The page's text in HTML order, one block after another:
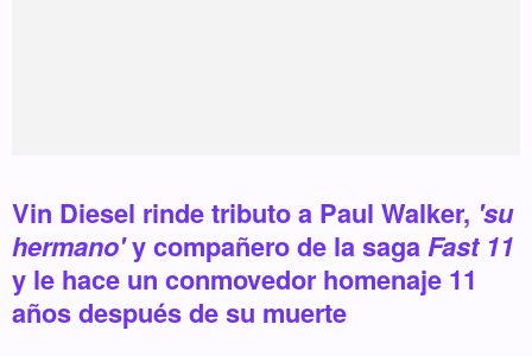
Vin Diesel rinde tributo a Paul Walker, 'su
hermano'y compañero de la sagaFast 11
y le hace un conmovedor homenaje 11
años después de su muerte